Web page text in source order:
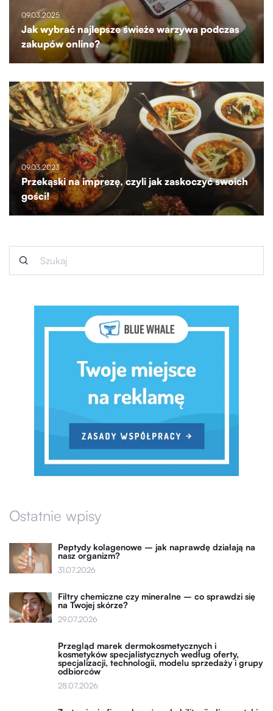
09.03.2025
Jak wybrać najlepsze świeże warzywa podczas
zakupów online?
09.03.2023
Przekąski na imprezę, czyli jak zaskoczyć swoich
gości!
Ostatnie wpisy
Peptydy kolagenowe – jak naprawdę działają na
nasz organizm?
31.07.2026
Filtry chemiczne czy mineralne – co sprawdzi się
na Twojej skórze?
29.07.2026
Przegląd marek dermokosmetycznych i
kosmetyków specjalistycznych według oferty,
specjalizacji, technologii, modelu sprzedaży i grupy
odbiorców
28.07.2026